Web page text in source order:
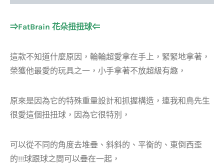
⇒FatBrain 花朵扭扭球⇐
這款不知道什麼原因，輪輪超愛拿在手上，緊緊地拿著，
榮獲他最愛的玩具之一，小手拿著不放超級有趣，
原來是因為它的特殊重量設計和抓握構造，連我和鳥先生
很愛這個扭扭球，因為它很特別，
可以從不同的角度去堆疊、斜斜的、平衡的、東倒西歪
的!!!球跟球之間可以疊在一起，